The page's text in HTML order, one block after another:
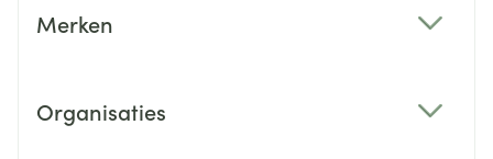
Merken
Organisaties